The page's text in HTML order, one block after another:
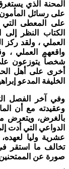
المحنة الذي
على رسائل
على المعطى التي
الكتاب النظر
العملي ، ولقد
واقعهم العملي ،
شخصاً يتوزعون
أخرى على أهل
الخليفة المدعو
وفي آخر الفصل
وعقيدته مع أن
بالغرض،
الدواعي التي أدت
عشرية وليا
تخالف ما استقر
صورة عن